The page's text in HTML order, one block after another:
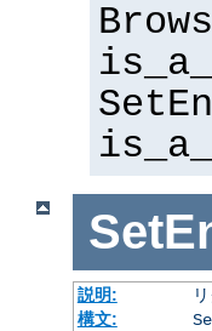
説明:
構文: